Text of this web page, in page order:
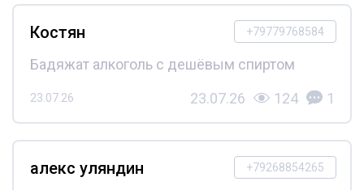
+79779768584
Костян
Бадяжат алкоголь с дешёвым спиртом
23.07.26 23.07.26 124 1
+79268854265
алекс уляндин